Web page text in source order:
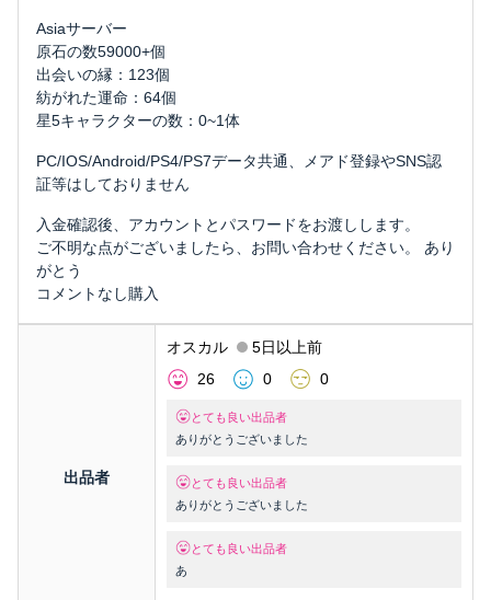
Asiaサーバー
原石の数59000+個
出会いの縁：123個
紡がれた運命：64個
星5キャラクターの数：0~1体
PC/IOS/Android/PS4/PS7データ共通、メアド登録やSNS認
証等はしておりません
入金確認後、アカウントとパスワードをお渡しします。
ご不明な点がございましたら、お問い合わせください。 あり
がとう
コメントなし購入
出品者
オスカル
5日以上前
26
0 0
とても良い出品者
ありがとうございました
とても良い出品者
ありがとうございました
とても良い出品者
あ